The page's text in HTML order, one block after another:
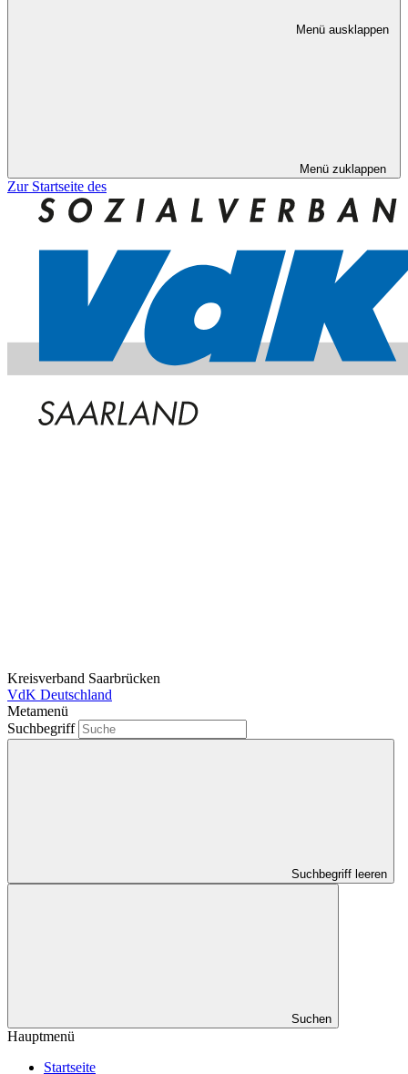
Menü ausklappen
Menü zuklappen
Zur Startseite des
Kreisverband Saarbrücken
VdK Deutschland
Metamenü
Suchbegriff
Suchbegriff leeren
Suchen
Hauptmenü
Startseite